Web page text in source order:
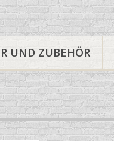
UND ZUBEHÖR